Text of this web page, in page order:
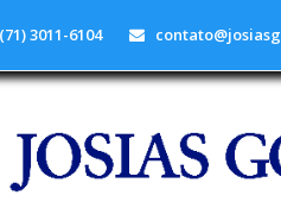
(71) 3011-6104